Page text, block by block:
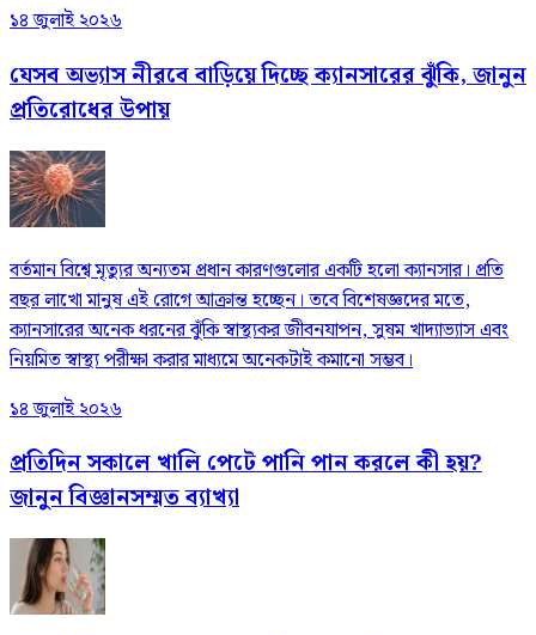
১৪ জুলাই ২০২৬
যেসব অভ্যাস নীরবে বাড়িয়ে দিচ্ছে ক্যানসারের ঝুঁকি, জানুন
প্রতিরোধের উপায়
বর্তমান বিশ্বে মৃত্যুর অন্যতম প্রধান কারণগুলোর একটি হলো ক্যানসার। প্রতি
বছর লাখো মানুষ এই রোগে আক্রান্ত হচ্ছেন। তবে বিশেষজ্ঞদের মতে,
ক্যানসারের অনেক ধরনের ঝুঁকি স্বাস্থ্যকর জীবনযাপন, সুষম খাদ্যাভ্যাস এবং
নিয়মিত স্বাস্থ্য পরীক্ষা করার মাধ্যমে অনেকটাই কমানো সম্ভব।
১৪ জুলাই ২০২৬
প্রতিদিন সকালে খালি পেটে পানি পান করলে কী হয়?
জানুন বিজ্ঞানসম্মত ব্যাখ্যা